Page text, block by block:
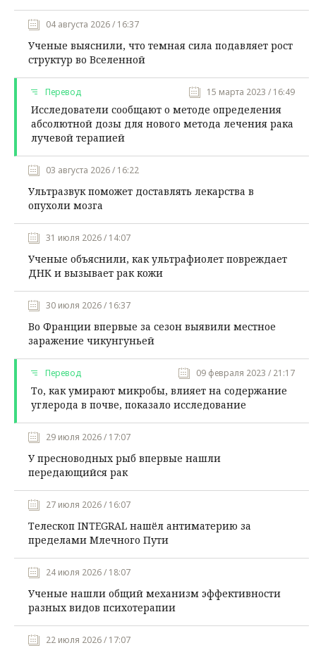
04 августа 2026 / 16:37
Ученые выяснили, что темная сила подавляет рост
структур во Вселенной
Перевод 15 марта 2023 / 16:49
Исследователи сообщают о методе определения
абсолютной дозы для нового метода лечения рака
лучевой терапией
03 августа 2026 / 16:22
Ультразвук поможет доставлять лекарства в
опухоли мозга
31 июля 2026 / 14:07
Ученые объяснили, как ультрафиолет повреждает
ДНК и вызывает рак кожи
30 июля 2026 / 16:37
Во Франции впервые за сезон выявили местное
заражение чикунгуньей
Перевод 09 февраля 2023 / 21:17
То, как умирают микробы, влияет на содержание
углерода в почве, показало исследование
29 июля 2026 / 17:07
У пресноводных рыб впервые нашли
передающийся рак
27 июля 2026 / 16:07
Телескоп INTEGRAL нашёл антиматерию за
пределами Млечного Пути
24 июля 2026 / 18:07
Ученые нашли общий механизм эффективности
разных видов психотерапии
22 июля 2026 / 17:07